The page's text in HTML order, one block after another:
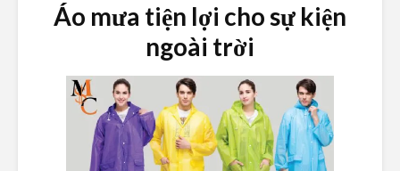
Áo mưa tiện lợi cho sự kiện
ngoài trời